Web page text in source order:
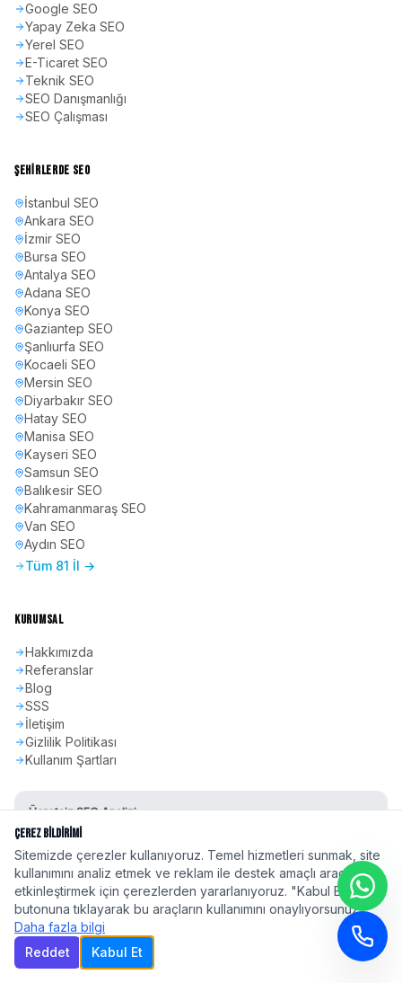
Google SEO
Yapay Zeka SEO
Yerel SEO
E-Ticaret SEO
Teknik SEO
SEO Danışmanlığı
SEO Çalışması
ŞEHIRLERDE SEO
İstanbul SEO
Ankara SEO
İzmir SEO
Bursa SEO
Antalya SEO
Adana SEO
Konya SEO
Gaziantep SEO
Şanlıurfa SEO
Kocaeli SEO
Mersin SEO
Diyarbakır SEO
Hatay SEO
Manisa SEO
Kayseri SEO
Samsun SEO
Balıkesir SEO
Kahramanmaraş SEO
Van SEO
Aydın SEO
Tüm 81 İl →
KURUMSAL
Hakkımızda
Referanslar
Blog
SSS
İletişim
Gizlilik Politikası
Kullanım Şartları
Ücretsiz SEO Analizi
Sitenizin SEO skorunu öğrenin
Hemen Başla
©2026seoadspro.com - Profesyonel SEO Ajansı. Tüm hakları saklıdır.
Çerez Bildirimi
Sitemizde çerezler kullanıyoruz. Temel hizmetleri sunmak, site
kullanımını analiz etmek ve reklam ile destek amaçlı araçları
etkinleştirmek için çerezlerden yararlanıyoruz. "Kabul Et"
butonuna tıklayarak bu araçların kullanımını onaylıyorsunuz.
Daha fazla bilgi
Reddet
Kabul Et